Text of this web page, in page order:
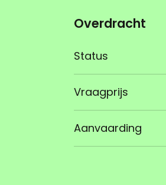
Overdracht
Status
Vraagprijs
Aanvaarding